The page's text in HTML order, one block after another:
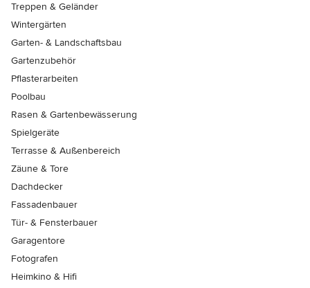
Treppen & Geländer
Wintergärten
Garten- & Landschaftsbau
Gartenzubehör
Pflasterarbeiten
Poolbau
Rasen & Gartenbewässerung
Spielgeräte
Terrasse & Außenbereich
Zäune & Tore
Dachdecker
Fassadenbauer
Tür- & Fensterbauer
Garagentore
Fotografen
Heimkino & Hifi